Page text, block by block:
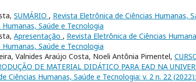
SUMÁRIO , Revista Eletrônica de Ciências Humanas,
Humanas, Saúde e Tecnologia
Apresentação , Revista Eletrônica de Ciências
Humanas, Saúde e Tecnologia
Valnides Araújo Costa, Noeli Antônia Pimentel,
DE MATERIAL DIDÁTICO PARA EAD NA
Ciências Humanas, Saúde e Tecnologia: v. 2 n. 22